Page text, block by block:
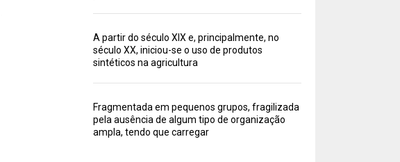
A partir do século XIX e, principalmente, no
século XX, iniciou-se o uso de produtos
sintéticos na agricultura
Fragmentada em pequenos grupos, fragilizada
pela ausência de algum tipo de organização
ampla, tendo que carregar